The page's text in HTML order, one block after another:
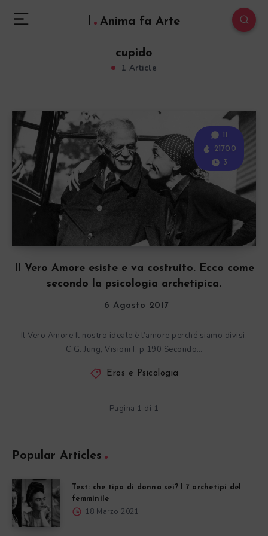
l Anima fa Arte
cupido
1 Article
Il Vero Amore esiste e va costruito. Ecco come
secondo la psicologia archetipica.
11
21700
3
6 Agosto 2017
Il Vero Amore Il nostro ideale è l’amore perché siamo divisi.
C.G. Jung, Visioni I, p.190 Secondo…
Eros e Psicologia
Pagina 1 di 1
Popular Articles
Test: che tipo di donna sei? I 7 archetipi del
femminile
18 Marzo 2021